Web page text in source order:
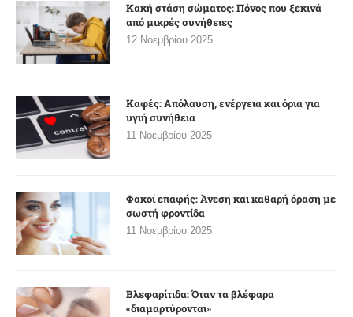
Κακή στάση σώματος: Πόνος που ξεκινά
από μικρές συνήθειες
12 Νοεμβρίου 2025
Καφές: Απόλαυση, ενέργεια και όρια για
υγιή συνήθεια
11 Νοεμβρίου 2025
Φακοί επαφής: Άνεση και καθαρή όραση με
σωστή φροντίδα
11 Νοεμβρίου 2025
Βλεφαρίτιδα: Όταν τα βλέφαρα
«διαμαρτύρονται»